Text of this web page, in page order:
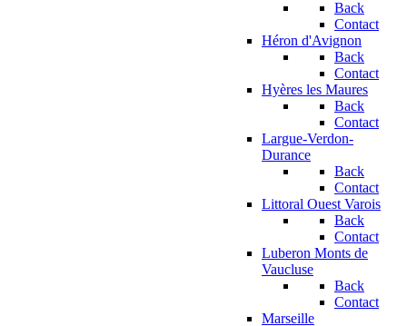
Back
Contact
Héron d'Avignon
Back
Contact
Hyères les Maures
Back
Contact
Largue-Verdon-
Durance
Back
Contact
Littoral Ouest Varois
Back
Contact
Luberon Monts de
Vaucluse
Back
Contact
Marseille